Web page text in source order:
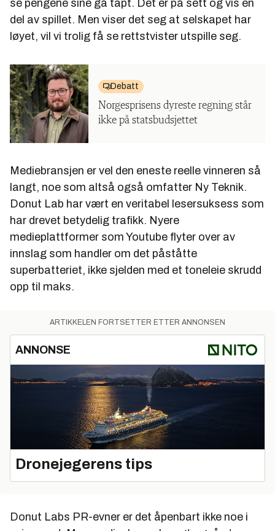
se pengene sine gå tapt. Det er på sett og vis en
del av spillet. Men viser det seg at selskapet har
løyet, vil vi trolig få se rettstvister utspille seg.
Debatt
Norgesprisens dyreste regning står
ikke på statsbudsjettet
Mediebransjen er vel den eneste reelle vinneren så
langt, noe som altså også omfatter Ny Teknik.
Donut Lab har vært en veritabel lesersuksess som
har drevet betydelig trafikk. Nyere
medieplattformer som Youtube flyter over av
innslag som handler om det påståtte
superbatteriet, ikke sjelden med et toneleie skrudd
opp til maks.
ARTIKKELEN FORTSETTER ETTER ANNONSEN
ANNONSE
Dronejegerens tips
Donut Labs PR-evner er det åpenbart ikke noe i